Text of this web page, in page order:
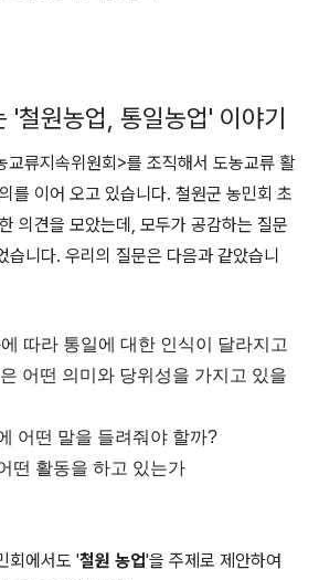
'철원농업, 통일농업' 이야기
교류지속위원회>를 조직해서 도농교류 활
를 이어 오고 있습니다. 철원군 농민회 초
의견을 모았는데, 모두가 공감하는 질문
습니다. 우리의 질문은 다음과 같았습니
따라 통일에 대한 인식이 달라지고
어떤 의미와 당위성을 가지고 있을
어떤 말을 들려줘야 할까?
떤 활동을 하고 있는가
회에서도 '철원 농업'을 주제로 제안하여